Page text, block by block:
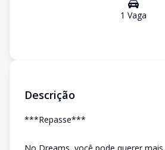
1 Vaga
Descrição
***Repasse***